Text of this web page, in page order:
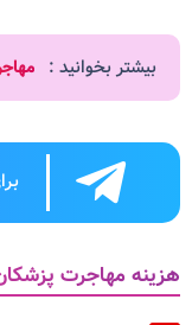
بیشتر بخوانید :
هزینه مهاجرت